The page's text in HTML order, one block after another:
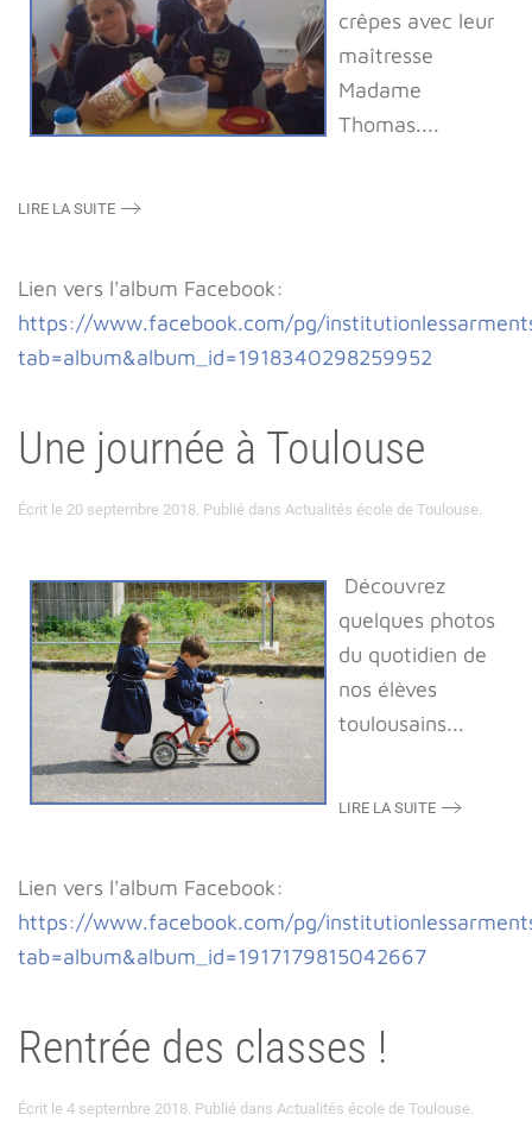
crêpes avec leur
maîtresse
Madame
Thomas....
LIRE LA SUITE
Lien vers l'album Facebook:
https://www.facebook.com/pg/
tab=album&album_id=1918340298259952
Une journée à Toulouse
Écrit le 20 septembre 2018. Publié dans Actualités école de Toulouse.
Découvrez
quelques photos
du quotidien de
nos élèves
toulousains...
LIRE LA SUITE
Lien vers l'album Facebook:
https://www.facebook.com/pg/
tab=album&album_id=1917179815042667
Rentrée des classes !
Écrit le 4 septembre 2018. Publié dans Actualités école de Toulouse.